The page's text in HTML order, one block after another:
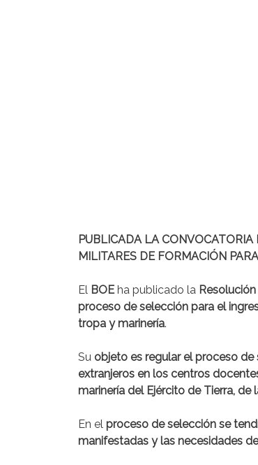
PUBLICADA LA CONVOCATORIA
MILITARES DE FORMACIÓN
El BOE ha publicado la
proceso de selección para el
tropa y marinería.
Su objeto es regular el proceso
extranjeros en los centros
marinería del Ejército de Tierra,
En el proceso de selección se
manifestadas y las necesidades